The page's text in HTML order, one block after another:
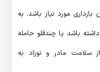
مورد نیاز باشد. به
باشد یا چندقلو حامله
سلامت مادر و نوزاد به